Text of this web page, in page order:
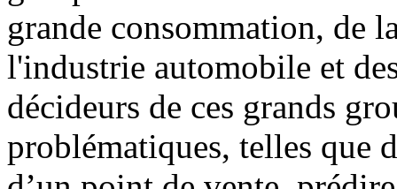
grande consommation, de
l'industrie automobile et
décideurs de ces grands
problématiques, telles que